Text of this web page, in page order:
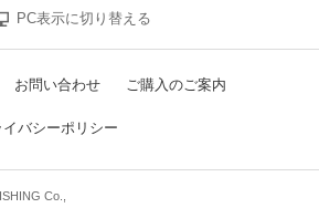
PC表示に切り替える
お問い合わせ ご購入のご案内
イバシーポリシー
Co.,